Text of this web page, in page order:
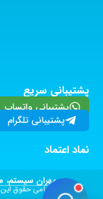
پشتیبانی سریع
پشتیبانی واتساپ
پشتیبانی تلگرام
نماد اعتماد
مهران سیستم،
تمامی حقوق